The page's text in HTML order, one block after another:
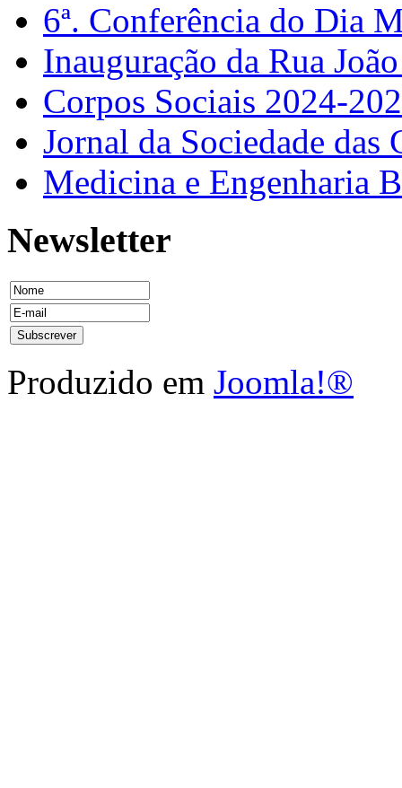
6ª. Conferência do Dia
Inauguração da Rua
Corpos Sociais 2024-
Jornal da Sociedade
Medicina e Engenharia
Newsletter
Produzido em Joomla!®